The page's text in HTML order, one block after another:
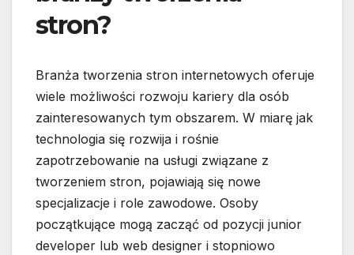
stron?
Branża tworzenia stron internetowych oferuje
wiele możliwości rozwoju kariery dla osób
zainteresowanych tym obszarem. W miarę jak
technologia się rozwija i rośnie
zapotrzebowanie na usługi związane z
tworzeniem stron, pojawiają się nowe
specjalizacje i role zawodowe. Osoby
początkujące mogą zacząć od pozycji junior
developer lub web designer i stopniowo